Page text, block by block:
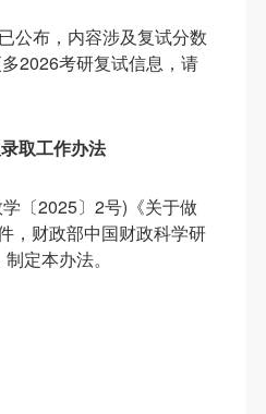
公布，内容涉及复试分数
2026考研复试信息，请
取工作办法
〔2025〕2号)《关于做
，财政部中国财政科学研
定本办法。